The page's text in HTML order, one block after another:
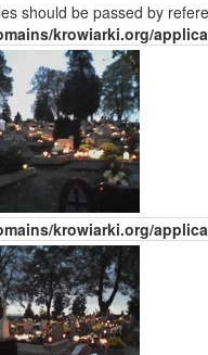
should be passed by
krowiarki.org/
krowiarki.org/